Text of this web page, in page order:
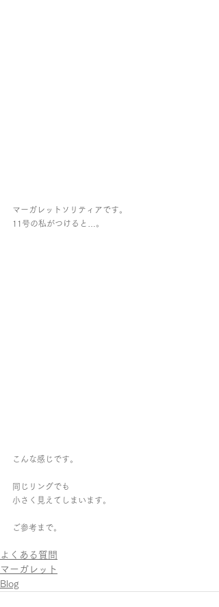
マーガレットソリティアです。
11号の私がつけると…。
こんな感じです。
同じリングでも
小さく見えてしまいます。
ご参考まで。
よくある質問
マーガレット
Blog